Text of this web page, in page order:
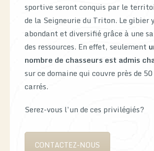
sportive seront conquis par le
de la Seigneurie du Triton. Le gibier
abondant et diversifié grâce à une
des ressources. En effet, seulement
nombre de chasseurs est admis
sur ce domaine qui couvre près de
carrés.
Serez-vous l’un de ces privilégiés?
CONTACTEZ-NOUS